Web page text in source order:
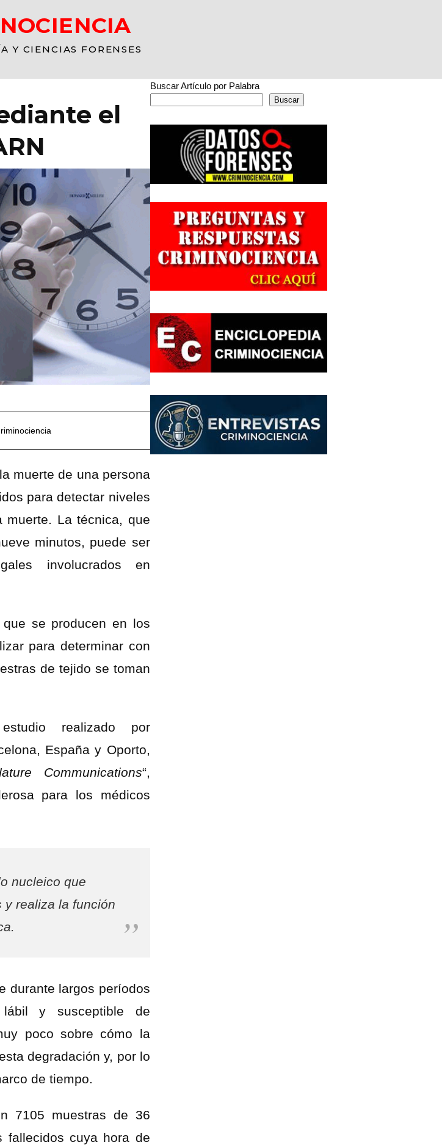
Y CIENCIAS FORENSES
el
muerte de una persona
para detectar niveles
muerte. La técnica, que
minutos, puede ser
involucrados en
se producen en los
para determinar con
de tejido se toman
realizado por
​​España y Oporto,
Communications“,
para los médicos
nucleico que
realiza la función
durante largos períodos
y susceptible de
poco sobre cómo la
degradación y, por lo
de tiempo.
7105 muestras de 36
fallecidos cuya hora de
Buscar Artículo por Palabra
Buscar